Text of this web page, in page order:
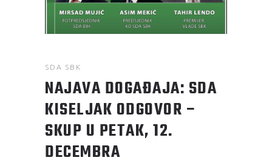
SDA SBK
NAJAVA DOGAĐAJA: SDA
KISELJAK ODGOVOR –
SKUP U PETAK, 12.
DECEMBRA